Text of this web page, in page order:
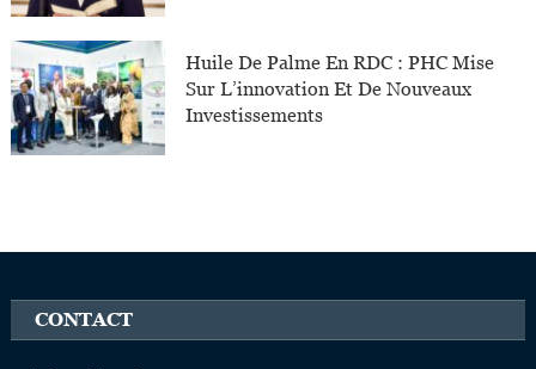
Huile De Palme En RDC : PHC Mise
Sur L’innovation Et De Nouveaux
Investissements
CONTACT